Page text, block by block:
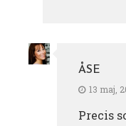
ÅSE
13 maj,
Precis